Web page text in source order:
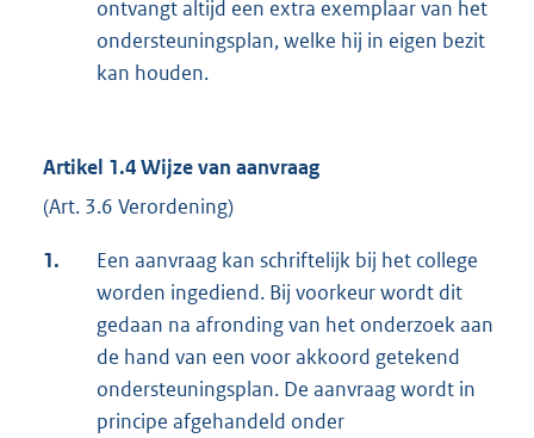
ontvangt altijd een extra exemplaar van het
ondersteuningsplan, welke hij in eigen bezit
kan houden.
Artikel 1.4 Wijze van aanvraag
(Art. 3.6 Verordening)
1.
Een aanvraag kan schriftelijk bij het college
worden ingediend. Bij voorkeur wordt dit
gedaan na afronding van het onderzoek aan
de hand van een voor akkoord getekend
ondersteuningsplan. De aanvraag wordt in
principe afgehandeld onder